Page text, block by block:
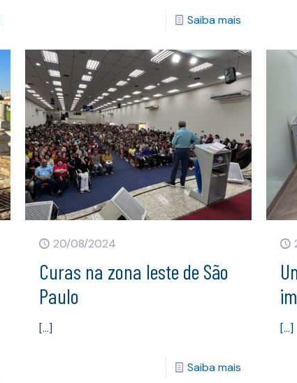
Saiba mais
20/08/2024
Curas na zona leste de São
Paulo
[…]
Saiba mais
[…]